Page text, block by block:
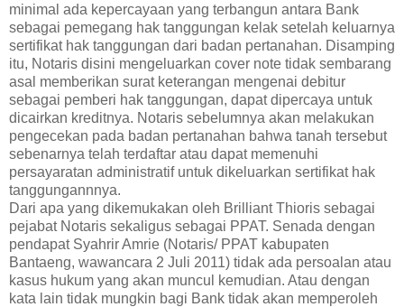
minimal ada kepercayaan yang terbangun antara Bank
sebagai pemegang hak tanggungan kelak setelah keluarnya
sertifikat hak tanggungan dari badan pertanahan. Disamping
itu, Notaris disini mengeluarkan cover note tidak sembarang
asal memberikan surat keterangan mengenai debitur
sebagai pemberi hak tanggungan, dapat dipercaya untuk
dicairkan kreditnya. Notaris sebelumnya akan melakukan
pengecekan pada badan pertanahan bahwa tanah tersebut
sebenarnya telah terdaftar atau dapat memenuhi
persayaratan administratif untuk dikeluarkan sertifikat hak
tanggungannnya.
Dari apa yang dikemukakan oleh Brilliant Thioris sebagai
pejabat Notaris sekaligus sebagai PPAT. Senada dengan
pendapat Syahrir Amrie (Notaris/ PPAT kabupaten
Bantaeng, wawancara 2 Juli 2011) tidak ada persoalan atau
kasus hukum yang akan muncul kemudian. Atau dengan
kata lain tidak mungkin bagi Bank tidak akan memperoleh